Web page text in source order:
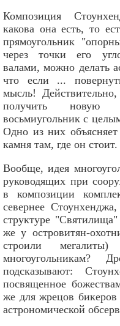
Композиция
какова она есть, то
прямоугольник
через точки его
валами, можно делать
что если ...
мысль!
получить
восьмиугольник с
Одно из них
камня там, где он стоит.
Вообще, идея
руководящих при
в композиции
севернее
структуре
же у островитян-
строили
многоугольникам?
подсказывают:
посвященное
же для жрецов
астрономической